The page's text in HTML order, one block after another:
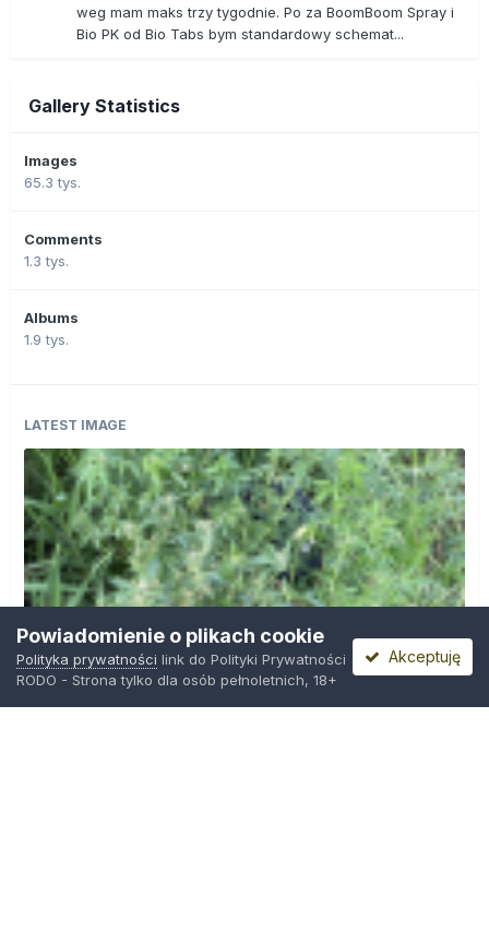
weg mam maks trzy tygodnie. Po za BoomBoom Spray i
Bio PK od Bio Tabs bym standardowy schemat...
Gallery Statistics
Images
65.3 tys.
Comments
1.3 tys.
Albums
1.9 tys.
LATEST IMAGE
Powiadomienie o plikach cookie
Polityka prywatności link do Polityki Prywatności
RODO - Strona tylko dla osób pełnoletnich, 18+
Akceptuję